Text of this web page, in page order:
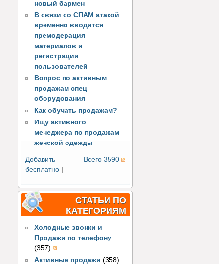
новый бармен
В связи со СПАМ атакой
временно вводится
премодерация
материалов и
регистрации
пользователей
Вопрос по активным
продажам спец
оборудования
Как обучать продажам?
Ищу активного
менеджера по продажам
женской одежды
Всего 3590
Добавить
бесплатно |
СТАТЬИ ПО
КАТЕГОРИЯМ
Холодные звонки и
Продажи по телефону
(357)
Активные продажи (358)